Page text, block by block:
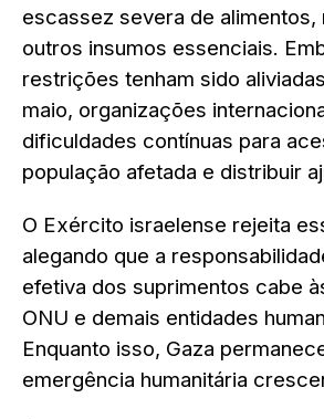
escassez severa de alimentos,
outros insumos essenciais.
restrições tenham sido
maio, organizações
dificuldades contínuas para
população afetada e distribuir
O Exército israelense rejeita
alegando que a
efetiva dos suprimentos cabe
ONU e demais entidades
Enquanto isso, Gaza
emergência humanitária